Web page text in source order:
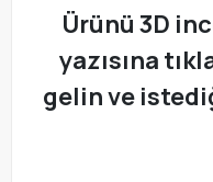
Ürünü 3D
yazısına
gelin ve